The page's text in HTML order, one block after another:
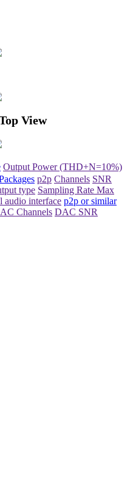
View
Output Power (THD+N=10%)
p2p Channels SNR
type Sampling Rate Max
audio interface p2p or similar
Channels DAC SNR